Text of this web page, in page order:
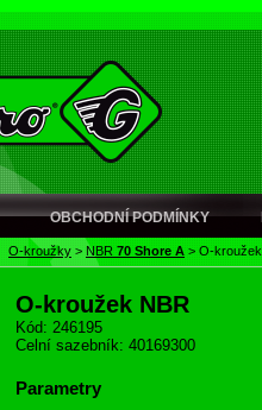
OBCHODNÍ PODMÍNKY
O-kroužky > NBR 70 Shore A > O-
O-kroužek NBR
Kód: 246195
Celní sazebník: 40169300
Parametry